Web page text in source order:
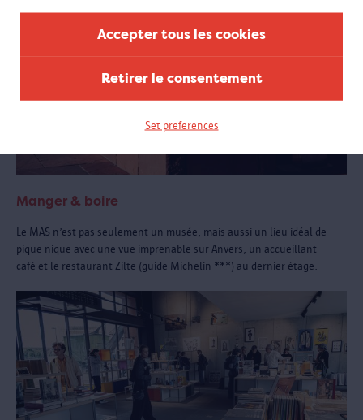
Accepter tous les cookies
Retirer le consentement
Set preferences
Manger & boire
Le MAS n’est pas seulement un musée, mais aussi un lieu idéal de
pique-nique avec une vue imprenable sur Anvers, un accueillant
café et le restaurant Zilte (guide Michelin ***) au dernier étage.